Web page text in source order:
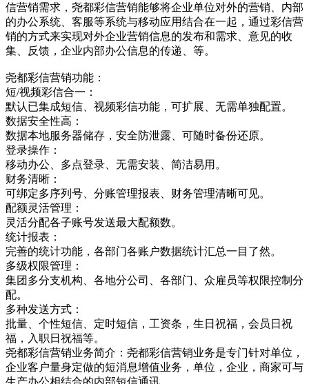
信营销需求，尧都彩信营销能够将企业单位对外的营销、内部
的办公系统、客服等系统与移动应用结合在一起，通过彩信营
销的方式来实现对外企业营销信息的发布和需求、意见的收
集、反馈，企业内部办公信息的传递、等。
尧都彩信营销功能：
短/视频彩信合一：
默认已集成短信、视频彩信功能，可扩展、无需单独配置。
数据安全性高：
数据本地服务器储存，安全防泄露、可随时备份还原。
登录操作：
移动办公、多点登录、无需安装、简洁易用。
财务清晰：
可绑定多序列号、分账管理报表、财务管理清晰可见。
配额灵活管理：
灵活分配各子账号发送最大配额数。
统计报表：
完善的统计功能，各部门各账户数据统计汇总一目了然。
多级权限管理：
集团多分支机构、各地分公司、各部门、众雇员等权限控制分
配。
多种发送方式：
批量、个性短信、定时短信，工资条，生日祝福，会员日祝
福，入职日祝福等。
尧都彩信营销业务简介：尧都彩信营销业务是专门针对单位，
企业客户量身定做的短消息增值业务，单位，企业，商家可与
生产办公相结合的内部短信通讯，